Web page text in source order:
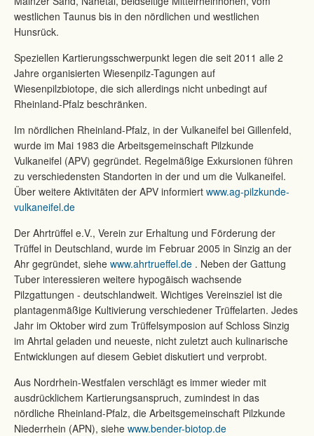
westlichen Taunus bis in den nördlichen und westlichen
Hunsrück.
Speziellen Kartierungsschwerpunkt legen die seit 2011 alle 2
Jahre organisierten Wiesenpilz-Tagungen auf
Wiesenpilzbiotope, die sich allerdings nicht unbedingt auf
Rheinland-Pfalz beschränken.
Im nördlichen Rheinland-Pfalz, in der Vulkaneifel bei Gillenfeld,
wurde im Mai 1983 die Arbeitsgemeinschaft Pilzkunde
Vulkaneifel (APV) gegründet. Regelmäßige Exkursionen führen
zu verschiedensten Standorten in der und um die Vulkaneifel.
Über weitere Aktivitäten der APV informiert www.ag-pilzkunde-
vulkaneifel.de
Der Ahrtrüffel e.V., Verein zur Erhaltung und Förderung der
Trüffel in Deutschland, wurde im Februar 2005 in Sinzig an der
Ahr gegründet, siehe www.ahrtrueffel.de . Neben der Gattung
Tuber interessieren weitere hypogäisch wachsende
Pilzgattungen - deutschlandweit. Wichtiges Vereinsziel ist die
plantagenmäßige Kultivierung verschiedener Trüffelarten. Jedes
Jahr im Oktober wird zum Trüffelsymposion auf Schloss Sinzig
im Ahrtal geladen und neueste, nicht zuletzt auch kulinarische
Entwicklungen auf diesem Gebiet diskutiert und verprobt.
Aus Nordrhein-Westfalen verschlägt es immer wieder mit
ausdrücklichem Kartierungsanspruch, zumindest in das
nördliche Rheinland-Pfalz, die Arbeitsgemeinschaft Pilzkunde
Niederrhein (APN), siehe www.bender-biotop.de